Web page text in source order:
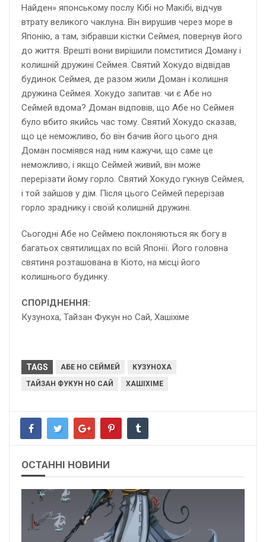
Найден» японському послу Кібі но Макібі, відчув
втрату великого чаклуна. Він вирушив через море в
Японію, а там, зібравши кістки Сеймея, повернув його
до життя. Врешті вони вирішили помститися Доману і
колишній дружині Сеймея. Святий Хокудо відвідав
будинок Сеймея, де разом жили Доман і колишня
дружина Сеймея. Хокудо запитав: чи є Абе но
Сеймей вдома? Доман відповів, що Абе но Сеймея
було вбито якийсь час тому. Святий Хокудо сказав,
що це неможливо, бо він бачив його цього дня.
Доман посміявся над ним кажучи, що саме це
неможливо, і якщо Сеймей живий, він може
перерізати йому горло. Святий Хокудо гукнув Сеймея,
і той зайшов у дім. Після цього Сеймей перерізав
горло зраднику і своїй колишній дружині.
Сьогодні Абе но Сеймею поклоняються як богу в
багатьох святилищах по всій Японії. Його головна
святиня розташована в Кіото, на місці його
колишнього будинку.
СПОРІДНЕННЯ:
Кузуноха, Тайзан Фукун но Сай, Хашіхіме
TAGS АБЕ НО СЕЙМЕЙ
КУЗУНОХА
ТАЙЗАН ФУКУН НО САЙ
ХАШІХІМЕ
ОСТАННІ НОВИНИ